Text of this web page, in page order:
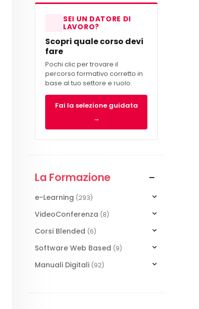
SEI UN DATORE DI
LAVORO?
Scopri quale corso devi
fare
Pochi clic per trovare il
percorso formativo corretto in
base al tuo settore e ruolo.
Fai la selezione guidata
→
La Formazione
e-Learning (293)
VideoConferenza (8)
Corsi Blended (6)
Software Web Based (9)
Manuali Digitali (92)